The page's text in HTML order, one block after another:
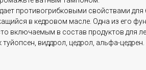
противогрибковыми свойствами
в кедровом масле. Одна из его
включаемым в состав продуктов для
виддрол, цедрол, альфа-цедрен.